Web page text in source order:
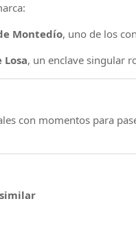
Montedío, uno de los
, un enclave singular
con momentos para